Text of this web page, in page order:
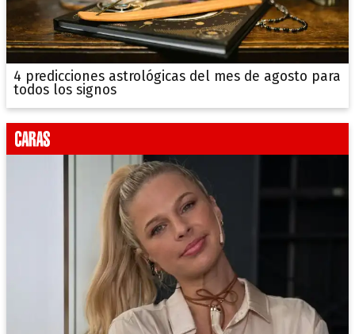
4 predicciones astrológicas del mes de agosto para
todos los signos